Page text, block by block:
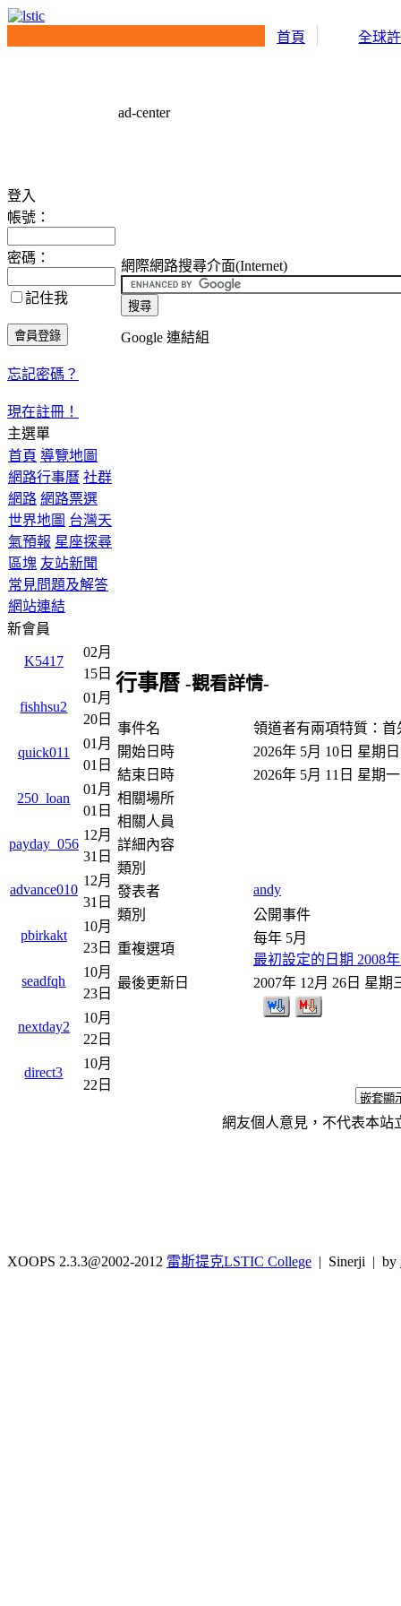
首頁 全球
登入
帳號：
密碼：
記住我
忘記密碼？
現在註冊！
主選單
首頁 導覽地圖
網路行事曆 社群
網路 網路票選
世界地圖 台灣天
氣預報 星座探尋
區塊 友站新聞
常見問題及解答
網站連結
新會員
K5417
02月
15日
fishhsu2
01月
20日
quick011
01月
01日
250_loan
01月
01日
payday_056
12月
31日
advance010
12月
31日
pbirkakt
10月
23日
seadfqh
10月
23日
nextday2
10月
22日
direct3
10月
22日
ad-center
網際網路搜尋介面(Internet)
Google 連結組
行事曆 -觀看詳情-
事件名
領道者有兩項特質：
開始日時
2026年 5月 10日 星期
結束日時
2026年 5月 11日 星期
相關場所
相關人員
詳細內容
類別
發表者
andy
類別
公開事件
重複選項
每年 5月
最初設定的日期 2008
最後更新日
2007年 12月 26日 星期
網友個人意見，不代表本站
XOOPS 2.3.3@2002-2012 雷斯提克LSTIC College | Sinerji | by